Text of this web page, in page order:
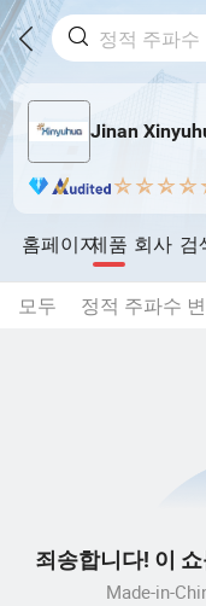
Jinan
홈페이지제품 회사 검
모두 정적 주파수
죄송합니다! 이
Made-in-